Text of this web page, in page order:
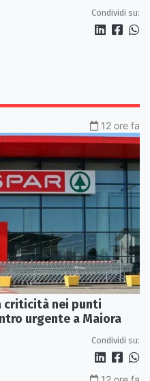
Condividi su:
12 ore fa
criticità nei punti
urgente a Maiora
Condividi su: